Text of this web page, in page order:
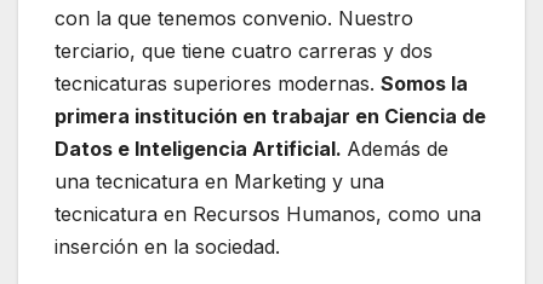
con la que tenemos convenio. Nuestro
terciario, que tiene cuatro carreras y dos
tecnicaturas superiores modernas. Somos la
primera institución en trabajar en Ciencia de
Datos e Inteligencia Artificial. Además de
una tecnicatura en Marketing y una
tecnicatura en Recursos Humanos, como una
inserción en la sociedad.